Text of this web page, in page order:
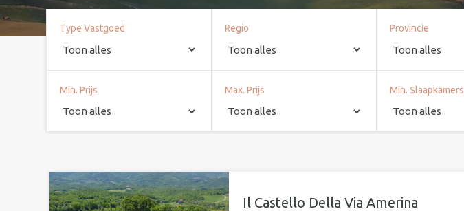
Type Vastgoed Regio Provincie
Min. Prijs Max. Prijs Min. Slaapkamers
Il Castello Della Via Amerina